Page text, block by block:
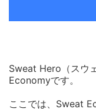
Sweat Hero（スウ
Economyです。
ここでは、Sweat